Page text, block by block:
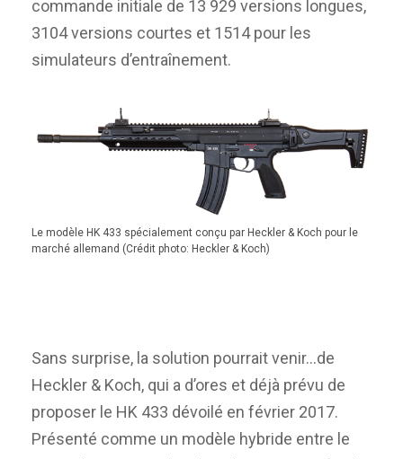
commande initiale de 13 929 versions longues,
3104 versions courtes et 1514 pour les
simulateurs d’entraînement.
Le modèle HK 433 spécialement conçu par Heckler & Koch pour le
marché allemand (Crédit photo: Heckler & Koch)
Sans surprise, la solution pourrait venir…de
Heckler & Koch, qui a d’ores et déjà prévu de
proposer le HK 433 dévoilé en février 2017.
Présenté comme un modèle hybride entre le